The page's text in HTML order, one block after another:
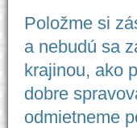
Položme si
a nebudú sa
krajinou, ako
dobre
odmietneme